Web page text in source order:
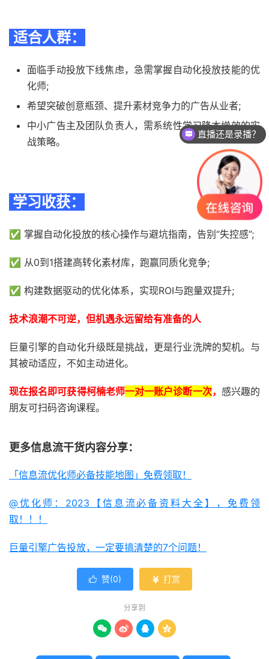
适合人群：
面临手动投放下线焦虑，急需掌握自动化投放技能的优
化师;
希望突破创意瓶颈、提升素材竞争力的广告从业者;
中小广告主及团队负责人，需系统性学习降本增效的实
战策略。
学习收获：
✅ 掌握自动化投放的核心操作与避坑指南，告别“失控感”;
✅ 从0到1搭建高转化素材库，跑赢同质化竞争;
✅ 构建数据驱动的优化体系，实现ROI与跑量双提升;
技术浪潮不可逆，但机遇永远留给有准备的人
巨量引擎的自动化升级既是挑战，更是行业洗牌的契机。与
其被动适应，不如主动进化。
现在报名即可获得柯楠老师一对一账户诊断一次， 感兴趣的
朋友可扫码咨询课程。
更多信息流干货内容分享：
「信息流优化师必备技能地图」免费领取！
@优化师：2023【信息流必备资料大全】，免费领
取！！！
巨量引擎广告投放，一定要搞清楚的7个问题！
 赞(0)  打赏
分享到
   
直播还是录播？